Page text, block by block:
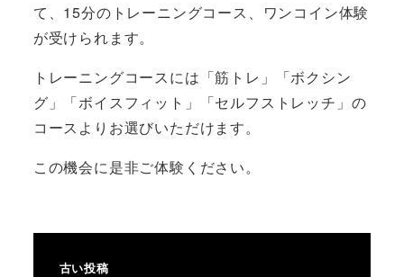
て、15分のトレーニングコース、ワンコイン体験
が受けられます。
トレーニングコースには「筋トレ」「ボクシン
グ」「ボイスフィット」「セルフストレッチ」の
コースよりお選びいただけます。
この機会に是非ご体験ください。
古い投稿